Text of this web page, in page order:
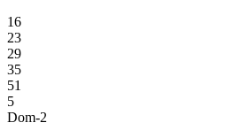
16
23
29
35
51
5
Dom-2